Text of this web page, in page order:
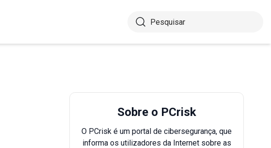
Sobre o PCrisk
O PCrisk é um portal de cibersegurança, que
informa os utilizadores da Internet sobre as